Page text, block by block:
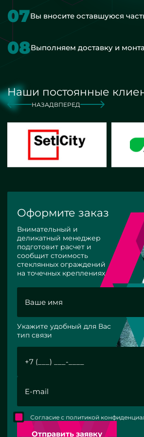
07Вы вносите оставшуюся
08Выполняем доставку и
Наши постоянные
НАЗАД ВПЕРЕД
Оформите заказ
Внимательный и
деликатный менеджер
подготовит расчет и
сообщит стоимость
стеклянных ограждений
на точечных креплениях
Укажите удобный для Вас
тип связи
Отправить заявку
Согласие с политикой